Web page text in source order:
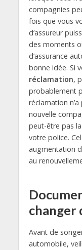
compagnies
fois que vous
d’assureur
des moments
d’assurance
bonne idée. Si
réclamation,
probablement
réclamation
nouvelle
peut-être pas
votre police.
augmentation
au
changer
Avant de
automobile,